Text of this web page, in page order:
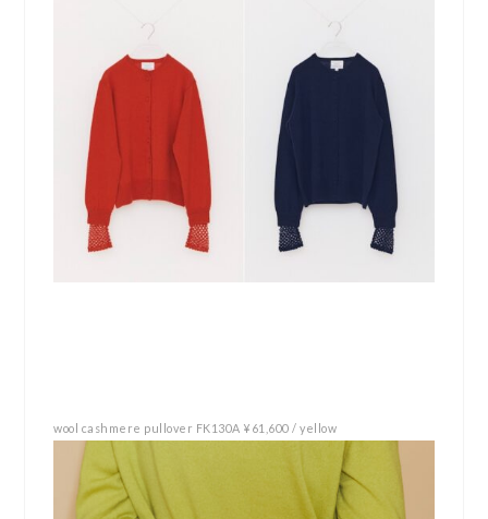
wool cashmere pullover FK130A ¥61,600 / yellow